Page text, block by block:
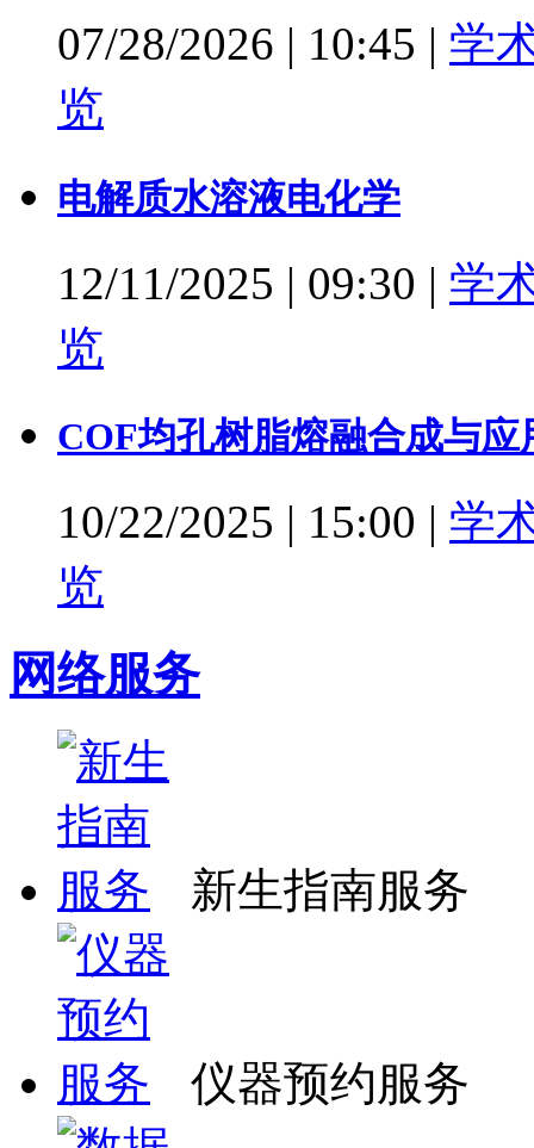
07/28/2026 | 10:45 | 学
览
电解质水溶液电化学
12/11/2025 | 09:30 | 学
览
COF均孔树脂熔融合成与应
10/22/2025 | 15:00 | 学
览
网络服务
新生指南服务
仪器预约服务